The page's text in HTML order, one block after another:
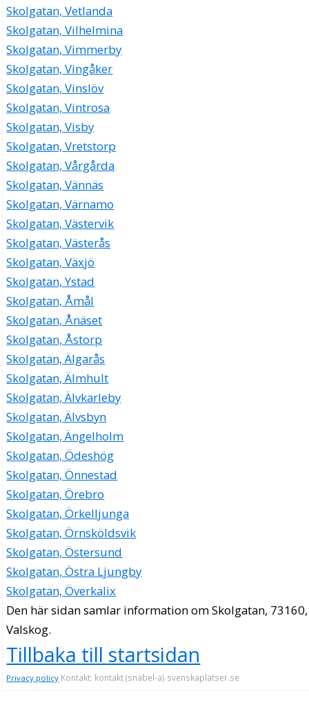
Skolgatan, Vetlanda
Skolgatan, Vilhelmina
Skolgatan, Vimmerby
Skolgatan, Vingåker
Skolgatan, Vinslöv
Skolgatan, Vintrosa
Skolgatan, Visby
Skolgatan, Vretstorp
Skolgatan, Vårgårda
Skolgatan, Vännäs
Skolgatan, Värnamo
Skolgatan, Västervik
Skolgatan, Västerås
Skolgatan, Växjö
Skolgatan, Ystad
Skolgatan, Åmål
Skolgatan, Ånäset
Skolgatan, Åstorp
Skolgatan, Älgarås
Skolgatan, Älmhult
Skolgatan, Älvkarleby
Skolgatan, Älvsbyn
Skolgatan, Ängelholm
Skolgatan, Ödeshög
Skolgatan, Önnestad
Skolgatan, Örebro
Skolgatan, Örkelljunga
Skolgatan, Örnsköldsvik
Skolgatan, Östersund
Skolgatan, Östra Ljungby
Skolgatan, Överkalix
Den här sidan samlar information om Skolgatan, 73160,
Valskog.
Tillbaka till startsidan
Privacy policy Kontakt: kontakt (snabel-a) svenskaplatser.se